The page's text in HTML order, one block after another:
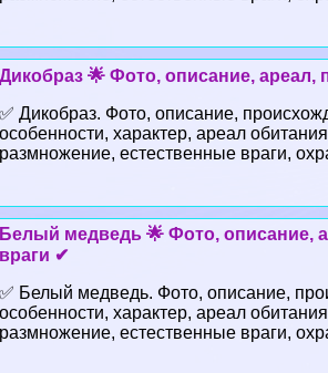
Дикобраз 🌟 Фото, описание, ареал,
✅ Дикобраз. Фото, описание,
особенности, хаpaктер, ареал
размножение, естественные враги,
Белый медведь 🌟 Фото, описание,
враги ✔
✅ Белый медведь. Фото, описание,
особенности, хаpaктер, ареал
размножение, естественные враги,